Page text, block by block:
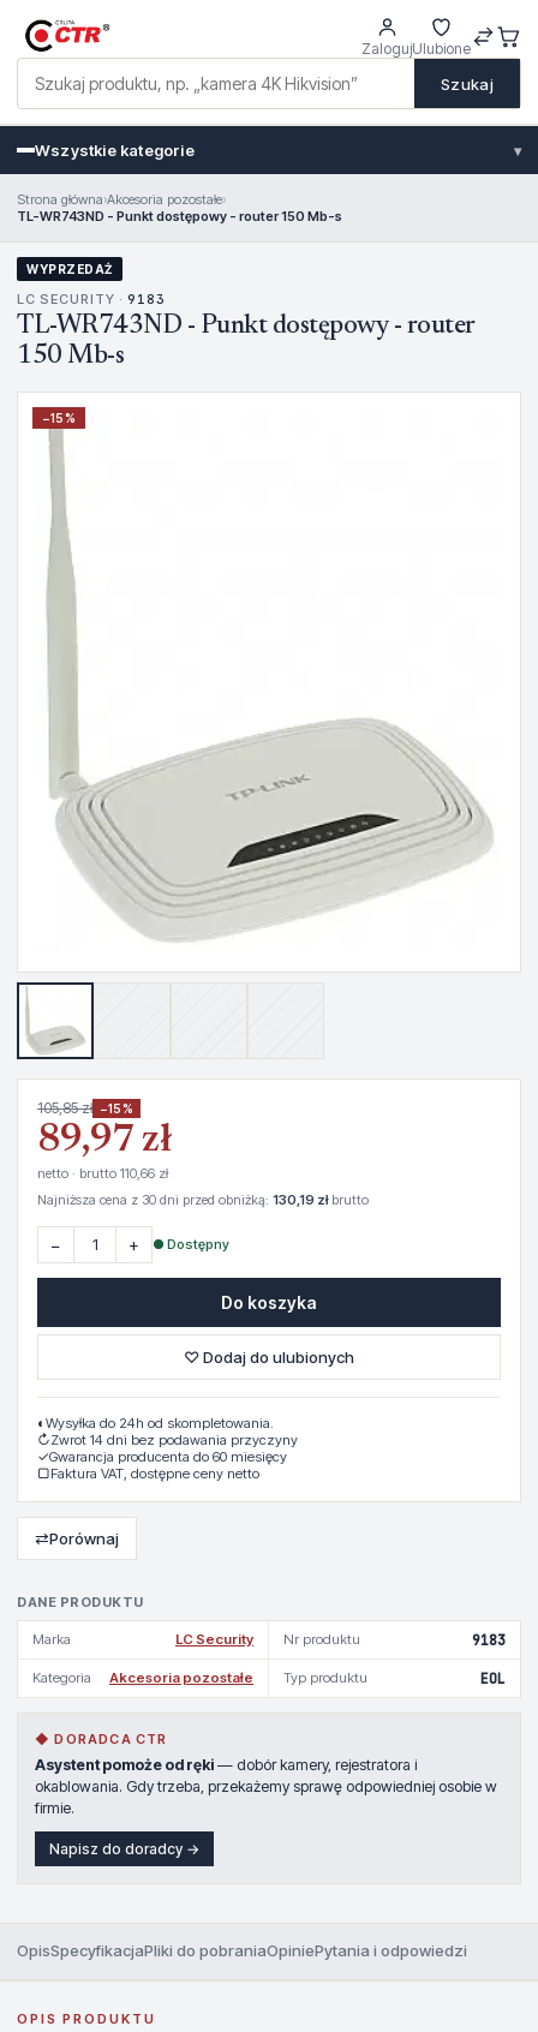
Szukaj
ZalogujUlubione
Wszystkie kategorie ▾
Strona główna›Akcesoria pozostałe›
TL-WR743ND - Punkt dostępowy - router 150 Mb-s
WYPRZEDAŻ
LC SECURITY · 9183
TL-WR743ND - Punkt dostępowy - router
150 Mb-s
−15%
DANE PRODUKTU
Marka LC Security Nr produktu 9183
Kategoria Akcesoria pozostałe Typ produktu EOL
◆ DORADCA CTR
Asystent pomoże od ręki — dobór kamery, rejestratora i
okablowania. Gdy trzeba, przekażemy sprawę odpowiedniej osobie w
firmie.
Napisz do doradcy →
105,85 zł −15%
89,97 zł
netto · brutto 110,66 zł
Najniższa cena z 30 dni przed obniżką: 130,19 złbrutto
− + ● Dostępny
Do koszyka
♡ Dodaj do ulubionych
◐ Wysyłka do 24h od skompletowania.
↻Zwrot 14 dni bez podawania przyczyny
✓Gwarancja producenta do 60 miesięcy
▢Faktura VAT, dostępne ceny netto
⇄Porównaj
OpisSpecyfikacjaPliki do pobraniaOpiniePytania i odpowiedzi
OPIS PRODUKTU